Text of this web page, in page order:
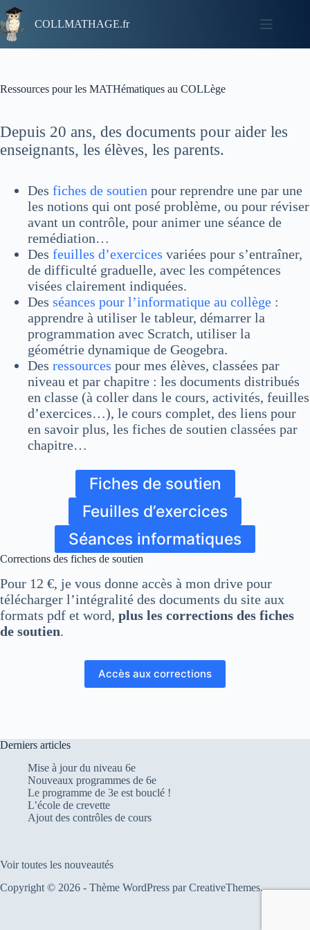
COLLMATHAGE.fr
Ressources pour les MATHématiques au COLLège
Depuis 20 ans, des documents pour aider les
enseignants, les élèves, les parents.
Des fiches de soutien pour reprendre une par une
les notions qui ont posé problème, ou pour réviser
avant un contrôle, pour animer une séance de
remédiation…
Des feuilles d’exercices variées pour s’entraîner,
de difficulté graduelle, avec les compétences
visées clairement indiquées.
Des séances pour l’informatique au collège :
apprendre à utiliser le tableur, démarrer la
programmation avec Scratch, utiliser la
géométrie dynamique de Geogebra.
Des ressources pour mes élèves, classées par
niveau et par chapitre : les documents distribués
en classe (à coller dans le cours, activités, feuilles
d’exercices…), le cours complet, des liens pour
en savoir plus, les fiches de soutien classées par
chapitre…
Fiches de soutien
Feuilles d’exercices
Séances informatiques
Corrections des fiches de soutien
Pour 12 €, je vous donne accès à mon drive pour
télécharger l’intégralité des documents du site aux
formats pdf et word, plus les corrections des fiches
de soutien.
Accès aux corrections
Derniers articles
Mise à jour du niveau 6e
Nouveaux programmes de 6e
Le programme de 3e est bouclé !
L’école de crevette
Ajout des contrôles de cours
Voir toutes les nouveautés
Copyright © 2026 - Thème WordPress parCreativeThemes.